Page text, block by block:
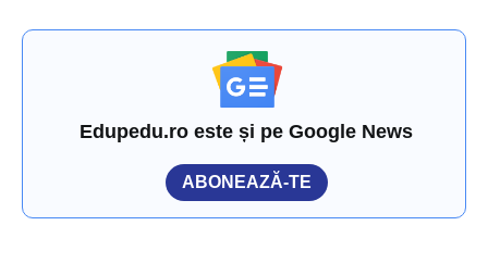
Edupedu.ro este și pe Google News
ABONEAZĂ-TE